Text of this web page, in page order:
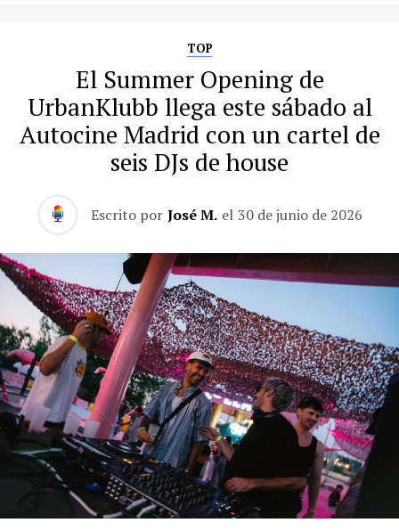
TOP
El Summer Opening de
UrbanKlubb llega este sábado al
Autocine Madrid con un cartel de
seis DJs de house
Escrito por José M. el 30 de junio de 2026